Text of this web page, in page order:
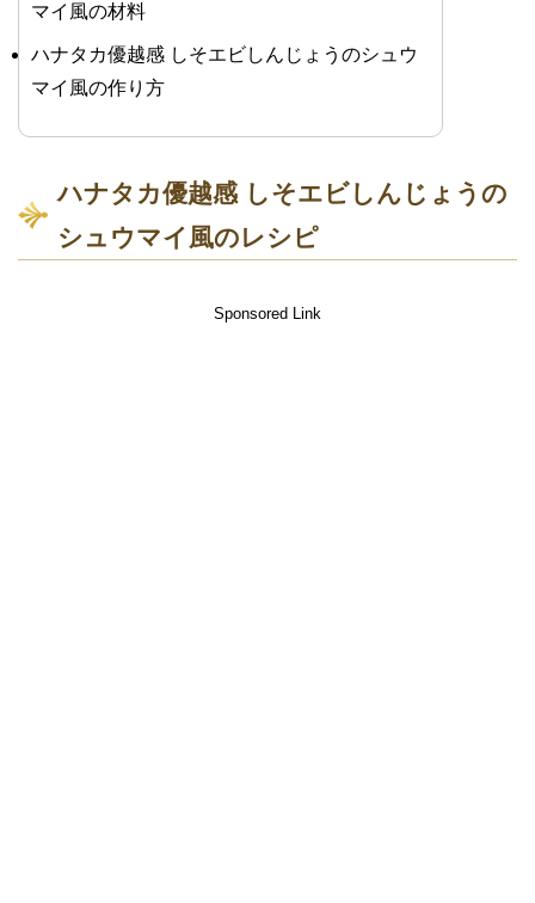
マイ風の材料
ハナタカ優越感 しそエビしんじょうのシュウ
マイ風の作り方
ハナタカ優越感 しそエビしんじょうの
シュウマイ風のレシピ
Sponsored Link